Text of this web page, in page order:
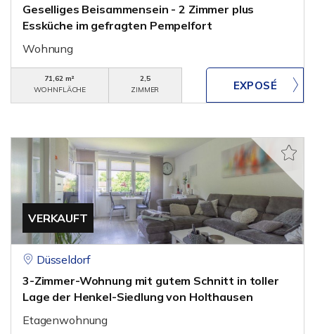
Geselliges Beisammensein - 2 Zimmer plus
Essküche im gefragten Pempelfort
Wohnung
71,62 m²
WOHNFLÄCHE
2,5
ZIMMER
VERKAUFT
Düsseldorf
3-Zimmer-Wohnung mit gutem Schnitt in toller
Lage der Henkel-Siedlung von Holthausen
Etagenwohnung